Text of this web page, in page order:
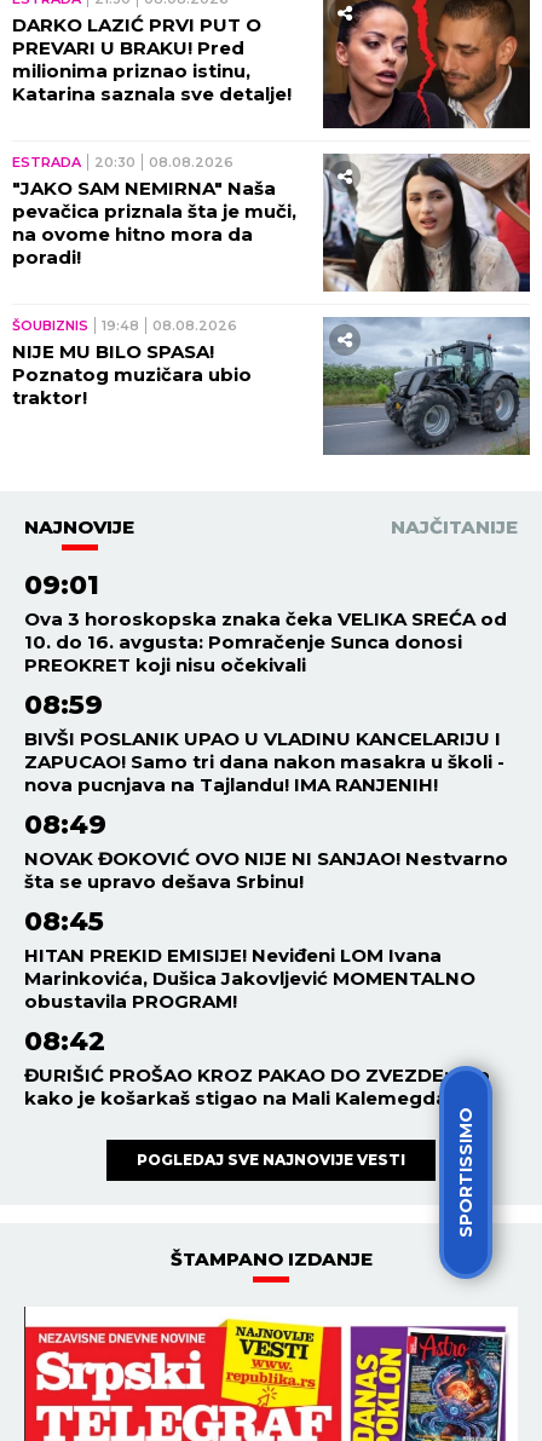
SPORTISSIMO
DARKO LAZIĆ PRVI PUT O
PREVARI U BRAKU! Pred
milionima priznao istinu,
Katarina saznala sve detalje!
ESTRADA 20:30 08.08.2026
"JAKO SAM NEMIRNA" Naša
pevačica priznala šta je muči,
na ovome hitno mora da
poradi!
ŠOUBIZNIS 19:48 08.08.2026
NIJE MU BILO SPASA!
Poznatog muzičara ubio
traktor!
NAJNOVIJE NAJČITANIJE
09:01
Ova 3 horoskopska znaka čeka VELIKA SREĆA od
10. do 16. avgusta: Pomračenje Sunca donosi
PREOKRET koji nisu očekivali
08:59
BIVŠI POSLANIK UPAO U VLADINU KANCELARIJU I
ZAPUCAO! Samo tri dana nakon masakra u školi -
nova pucnjava na Tajlandu! IMA RANJENIH!
08:49
NOVAK ĐOKOVIĆ OVO NIJE NI SANJAO! Nestvarno
šta se upravo dešava Srbinu!
08:45
HITAN PREKID EMISIJE! Neviđeni LOM Ivana
Marinkovića, Dušica Jakovljević MOMENTALNO
obustavila PROGRAM!
08:42
ĐURIŠIĆ PROŠAO KROZ PAKAO DO ZVEZDE: Evo
kako je košarkaš stigao na Mali Kalemegdan
POGLEDAJ SVE NAJNOVIJE VESTI
ŠTAMPANO IZDANJE